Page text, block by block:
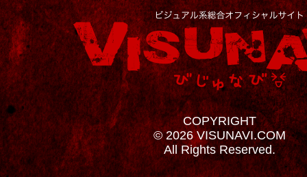
COPYRIGHT
© 2026 VISUNAVI.COM
All Rights Reserved.